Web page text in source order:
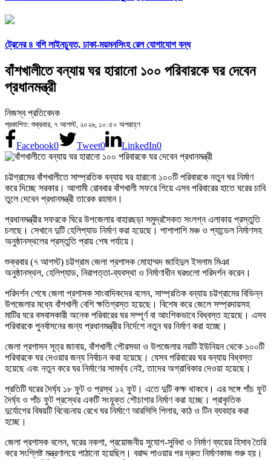
ট্রেনের ৪ বগি লাইনচ্যুত, ঢাকা-ময়মনসিংহ রেল যোগাযোগ বন্ধ
বাঁশখালীতে বন্যায় ঘর হারানো ১০০ পরিবারকে ঘর দেবেন
প্রধানমন্ত্রী
নিজস্ব প্রতিবেদক
প্রকাশিত: শুক্রবার, ৭ আগস্ট, ২০২৬, ১০:৫০ অপরাহ্ণ
Facebook0 Tweet0 LinkedIn0
চট্টগ্রামের বাঁশখালীতে সাম্প্রতিক বন্যায় ঘর হারানো ১০০টি পরিবারকে নতুন ঘর নির্মাণ
করে দিচ্ছে সরকার। আগামী রোববার বাঁশখালী সফরে গিয়ে এসব পরিবারের হাতে ঘরের চাবি
তুলে দেবেন প্রধানমন্ত্রী তারেক রহমান।
প্রধানমন্ত্রীর সফরকে ঘিরে উপজেলার বাহারছড়া সমুদ্রসৈকত সংলগ্ন এলাকায় প্রস্তুতি
চলছে। সেখানে দুটি হেলিপ্যাড নির্মাণ করা হয়েছে। পাশাপাশি মঞ্চ ও প্যান্ডেল নির্মাণসহ
অনুষ্ঠানস্থলের প্রস্তুতি প্রায় শেষ পর্যায়ে।
শুক্রবার (৭ আগস্ট) চট্টগ্রাম জেলা প্রশাসক মোহাম্মদ জাহিদুল ইসলাম মিঞা
অনুষ্ঠানস্থল, হেলিপ্যাড, নিরাপত্তা-ব্যবস্থা ও নির্মাণাধীন ঘরগুলো পরিদর্শন করেন।
পরিদর্শন শেষে জেলা প্রশাসক সাংবাদিকদের বলেন, সাম্প্রতিক বন্যায় চট্টগ্রামের বিভিন্ন
উপজেলার মধ্যে বাঁশখালী বেশি ক্ষতিগ্রস্ত হয়েছে। বিশেষ করে জেলে সম্প্রদায়সহ
মাটির ঘরে বসবাসকারী অনেক পরিবারের ঘর সম্পূর্ণ বা আংশিকভাবে বিধ্বস্ত হয়েছে। এসব
পরিবারকে পুনর্বাসনের জন্য প্রধানমন্ত্রীর নির্দেশে নতুন ঘর নির্মাণ করা হচ্ছে।
জেলা প্রশাসন সূত্র জানায়, বাঁশখালী পৌরসভা ও উপজেলার নয়টি ইউনিয়ন থেকে ১০০টি
পরিবারকে ঘর দেওয়ার জন্য নির্বাচন করা হয়েছে। যেসব পরিবারের ঘর বন্যায় বিধ্বস্ত
হয়েছে এবং নতুন করে ঘর নির্মাণের সামর্থ্য নেই, তাদের অগ্রাধিকার দেওয়া হয়েছে।
প্রতিটি ঘরের দৈর্ঘ্য ১৮ ফুট ও প্রস্থ ১২ ফুট। এতে দুটি কক্ষ থাকবে। এর সঙ্গে পাঁচ ফুট
দৈর্ঘ্য ও পাঁচ ফুট প্রস্থের একটি সংযুক্ত শৌচাগার নির্মাণ করা হচ্ছে। প্রাকৃতিক
দুর্যোগের বিষয়টি বিবেচনায় রেখে ঘর নির্মাণে আরসিসি পিলার, কাঠ ও টিন ব্যবহার করা
হচ্ছে।
জেলা প্রশাসক বলেন, ঘরের নকশা, প্রয়োজনীয় সুযোগ-সুবিধা ও নির্মাণ ব্যয়ের হিসাব তৈরি
করে সংশ্লিষ্ট মন্ত্রণালয়ে পাঠানো হয়েছিল। বরাদ্দ পাওয়ার পর দ্রুত নির্মাণকাজ শুরু হয়।